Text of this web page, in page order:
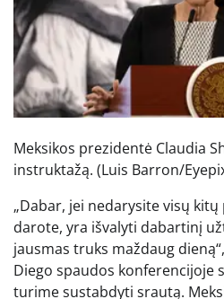
Meksikos prezidentė Claudia
instruktažą. (Luis Barron/
„Dabar, jei nedarysite visų
darote, yra išvalyti dabartinį
jausmas truks maždaug
Diego spaudos konferencijoje
turime sustabdyti srautą.